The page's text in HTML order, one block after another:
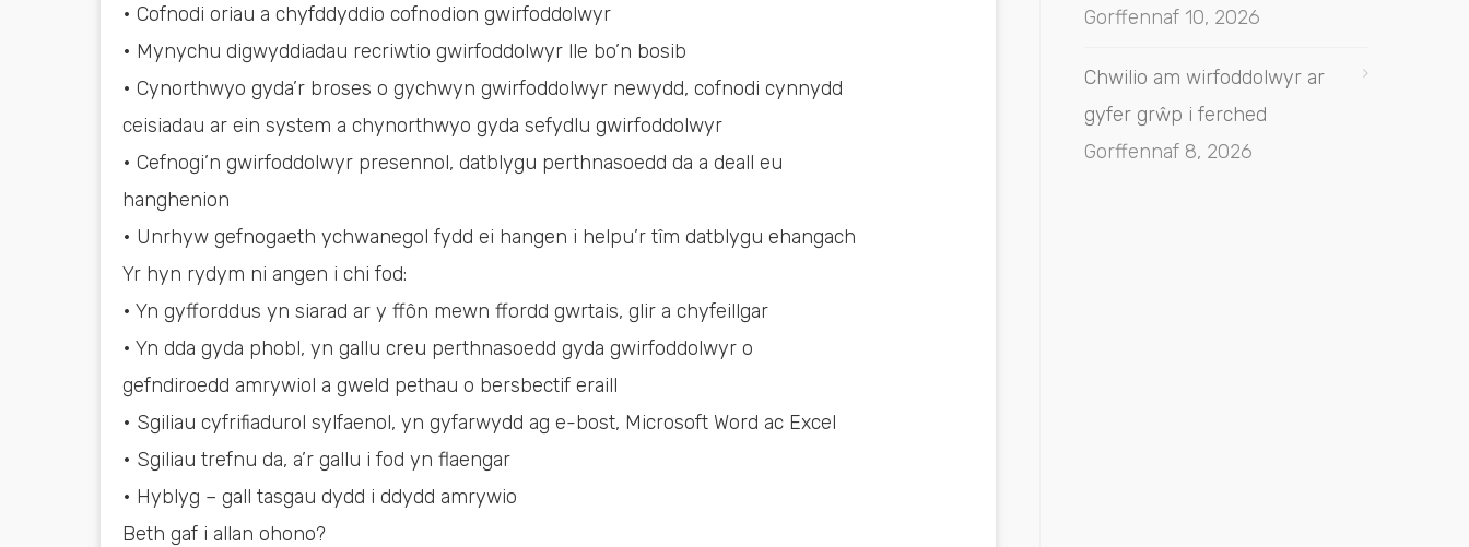
• Cofnodi oriau a chyfddyddio cofnodion gwirfoddolwyr
• Mynychu digwyddiadau recriwtio gwirfoddolwyr lle bo’n bosib
• Cynorthwyo gyda’r broses o gychwyn gwirfoddolwyr newydd, cofnodi cynnydd
ceisiadau ar ein system a chynorthwyo gyda sefydlu gwirfoddolwyr
• Cefnogi’n gwirfoddolwyr presennol, datblygu perthnasoedd da a deall eu
hanghenion
• Unrhyw gefnogaeth ychwanegol fydd ei hangen i helpu’r tîm datblygu ehangach
Yr hyn rydym ni angen i chi fod:
• Yn gyfforddus yn siarad ar y ffôn mewn ffordd gwrtais, glir a chyfeillgar
• Yn dda gyda phobl, yn gallu creu perthnasoedd gyda gwirfoddolwyr o
gefndiroedd amrywiol a gweld pethau o bersbectif eraill
• Sgiliau cyfrifiadurol sylfaenol, yn gyfarwydd ag e-bost, Microsoft Word ac Excel
• Sgiliau trefnu da, a’r gallu i fod yn flaengar
• Hyblyg – gall tasgau dydd i ddydd amrywio
Beth gaf i allan ohono?
Gorffennaf 10, 2026
Chwilio am wirfoddolwyr ar
gyfer grŵp i ferched
Gorffennaf 8, 2026